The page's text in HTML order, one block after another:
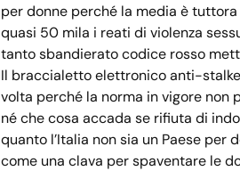
per donne perché la media è
quasi 50 mila i reati di violenza
tanto sbandierato codice rosso
Il braccialetto elettronico anti-
volta perché la norma in vigore non
né che cosa accada se rifiuta di
quanto l’Italia non sia un Paese
come una clava per spaventare le